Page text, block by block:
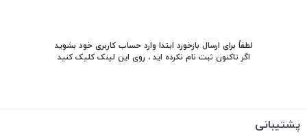
لطفاً برای ارسال بازخورد ابتدا وارد حساب کاربری خود بشوید
اگر تاکنون ثبت نام نکرده اید ، روی این لینک کلیک کنید
پشتیبانی